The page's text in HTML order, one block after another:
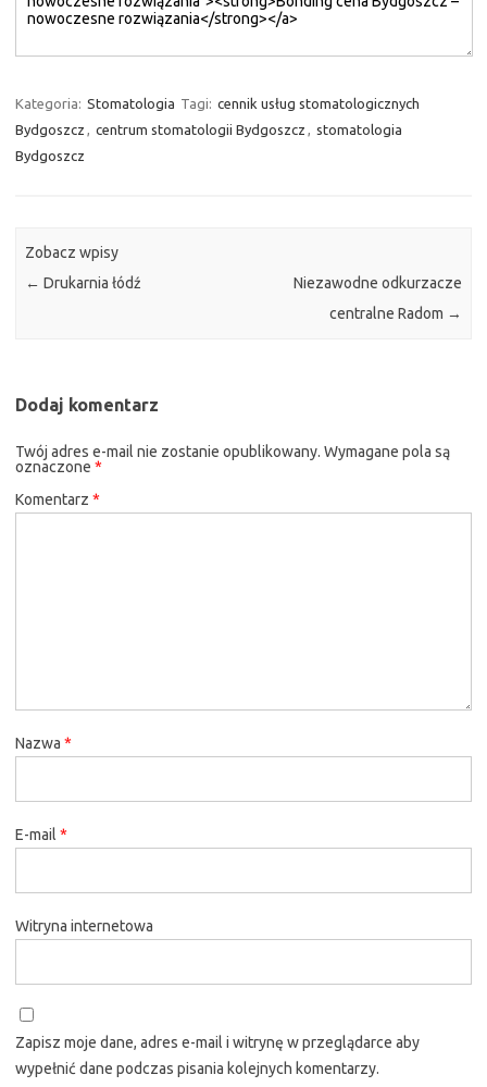
Kategoria: Stomatologia Tagi: cennik usług stomatologicznych
Bydgoszcz , centrum stomatologii Bydgoszcz , stomatologia
Bydgoszcz
Zobacz wpisy
← Drukarnia łódź
Niezawodne odkurzacze
centralne Radom →
Dodaj komentarz
Twój adres e-mail nie zostanie opublikowany. Wymagane pola są
oznaczone *
Komentarz *
Nazwa *
E-mail *
Witryna internetowa
Zapisz moje dane, adres e-mail i witrynę w przeglądarce aby
wypełnić dane podczas pisania kolejnych komentarzy.